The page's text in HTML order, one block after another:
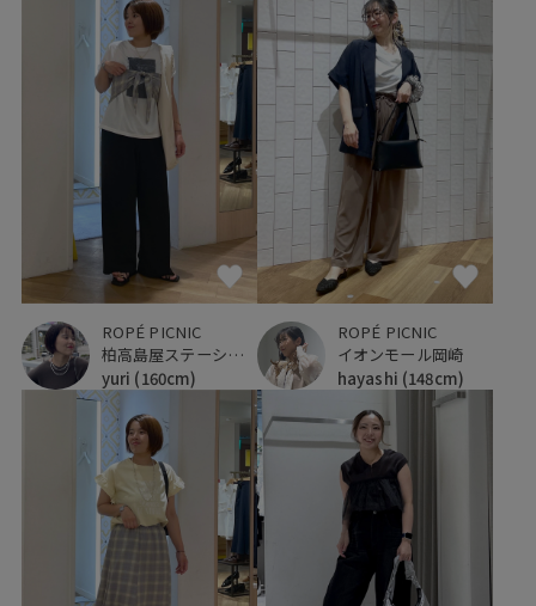
ROPÉ PICNIC
柏高島屋ステーションモール
yuri (160cm)
ROPÉ PICNIC
イオンモール岡崎
hayashi (148cm)